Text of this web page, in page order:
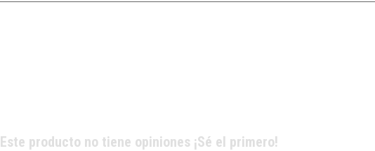
Este producto no tiene opiniones ¡Sé el primero!